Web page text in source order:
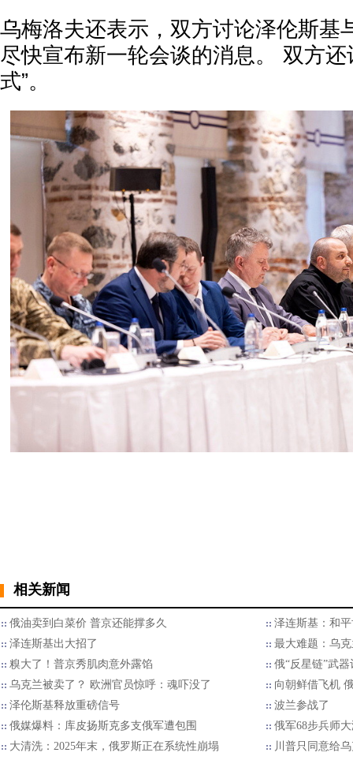
乌梅洛夫还表示，双方讨论泽伦斯基
尽快宣布新一轮会谈的消息。 双方还
式”。
相关新闻
俄油卖到白菜价 普京还能撑多久
泽连斯基：和
泽连斯基出大招了
最大难题：乌
糗大了！普京秀肌肉意外露馅
俄“反星链”武
乌克兰被卖了？ 欧洲官员惊呼：魂吓没了
向朝鲜借飞机
泽伦斯基释放重磅信号
波兰参战了
俄媒爆料：库皮扬斯克多支俄军遭包围
俄军68步兵师
大清洗：2025年末，俄罗斯正在系统性崩塌
川普只同意给